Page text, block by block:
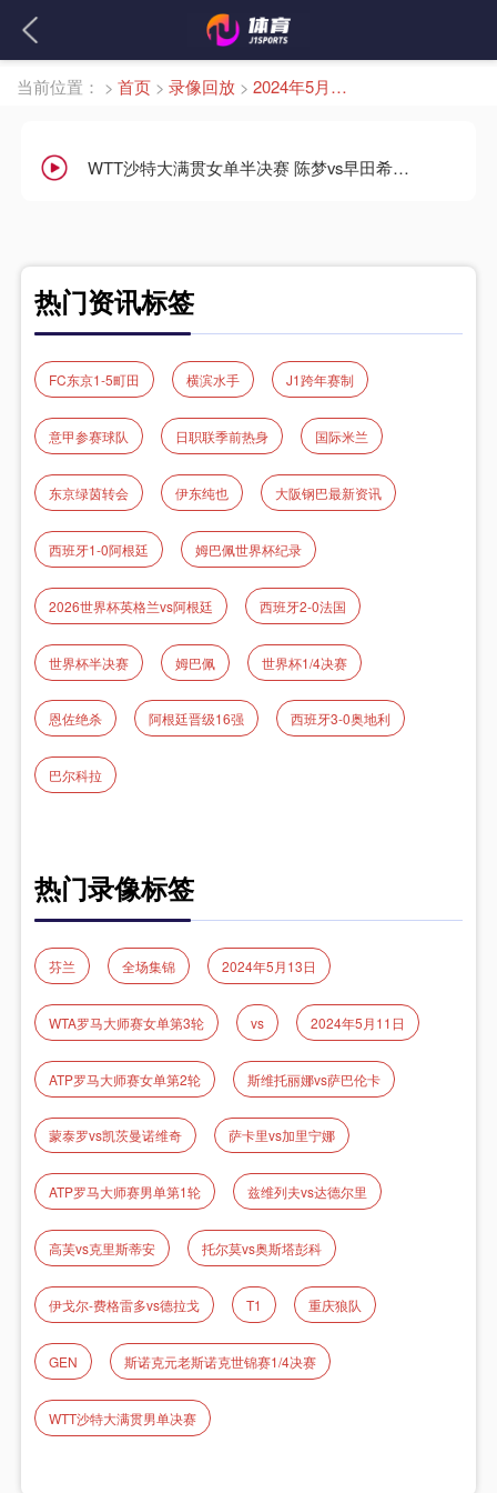
当前位置： > 首页 > 录像回放 > 2024年5月11日
WTT沙特大满贯女单半决赛 陈梦vs早田希娜 全场录像回放
热门资讯标签
FC东京1‑5町田 横滨水手 J1跨年赛制
意甲参赛球队 日职联季前热身 国际米兰
东京绿茵转会 伊东纯也 大阪钢巴最新资讯
西班牙1-0阿根廷 姆巴佩世界杯纪录
2026世界杯英格兰vs阿根廷 西班牙2-0法国
世界杯半决赛 姆巴佩 世界杯1/4决赛
恩佐绝杀 阿根廷晋级16强 西班牙3-0奥地利
巴尔科拉
热门录像标签
芬兰 全场集锦 2024年5月13日
WTA罗马大师赛女单第3轮 vs 2024年5月11日
ATP罗马大师赛女单第2轮 斯维托丽娜vs萨巴伦卡
蒙泰罗vs凯茨曼诺维奇 萨卡里vs加里宁娜
ATP罗马大师赛男单第1轮 兹维列夫vs达德尔里
高芙vs克里斯蒂安 托尔莫vs奥斯塔彭科
伊戈尔-费格雷多vs德拉戈 T1 重庆狼队
GEN 斯诺克元老斯诺克世锦赛1/4决赛
WTT沙特大满贯男单决赛